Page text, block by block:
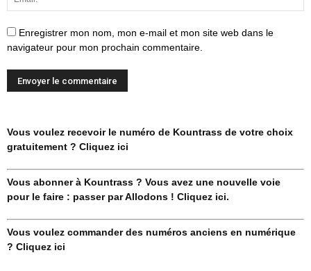
Enregistrer mon nom, mon e-mail et mon site web dans le
navigateur pour mon prochain commentaire.
Vous voulez recevoir le numéro de Kountrass de votre choix
gratuitement ? Cliquez ici
Vous abonner à Kountrass ? Vous avez une nouvelle voie
pour le faire : passer par Allodons ! Cliquez ici.
Vous voulez commander des numéros anciens en numérique
? Cliquez ici